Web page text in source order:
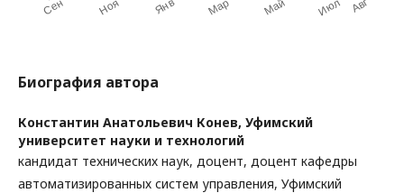
Биография автора
Константин Анатольевич Конев, Уфимский
университет науки и технологий
кандидат технических наук, доцент, доцент кафедры
автоматизированных систем управления, Уфимский